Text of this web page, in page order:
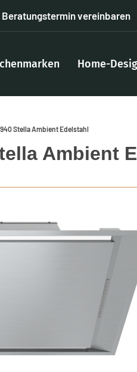
Beratungstermin vereinbaren
Home-
Stella Ambient Edelstahl
Ambient